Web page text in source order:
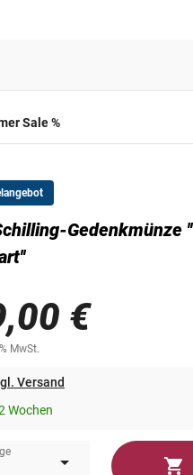
Sale %
Gedenkmünze
€
MwSt.
Versand
Wochen